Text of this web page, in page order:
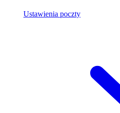
Ustawienia poczty